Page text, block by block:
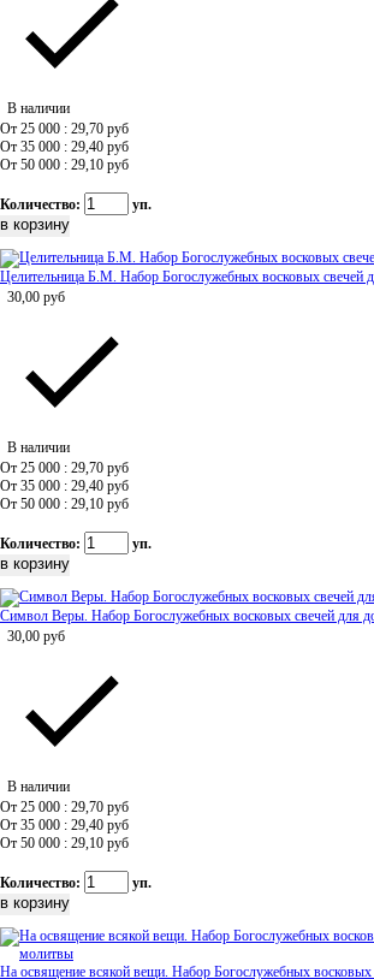
В наличии
От 25 000 : 29,70 руб
От 35 000 : 29,40 руб
От 50 000 : 29,10 руб
Количество: уп.
Целительница Б.М. Набор Богослужебных восковых свечей
30,00 руб
В наличии
От 25 000 : 29,70 руб
От 35 000 : 29,40 руб
От 50 000 : 29,10 руб
Количество: уп.
Символ Веры. Набор Богослужебных восковых свечей для
30,00 руб
В наличии
От 25 000 : 29,70 руб
От 35 000 : 29,40 руб
От 50 000 : 29,10 руб
Количество: уп.
На освящение всякой вещи. Набор Богослужебных